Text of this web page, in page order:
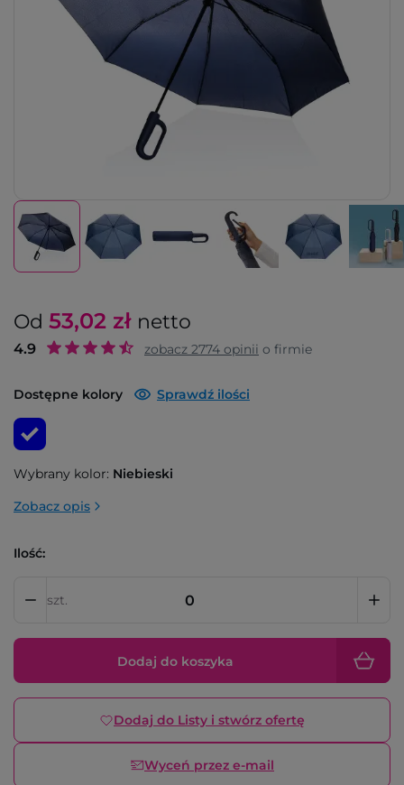
Od 53,02 zł netto
4.9 zobacz 2774 opinii o firmie
Dostępne kolory Sprawdź ilości
Wybrany kolor: Niebieski
Zobacz opis
Ilość:
szt.
Dodaj do koszyka
Dodaj do Listy i stwórz ofertę
Wyceń przez e-mail